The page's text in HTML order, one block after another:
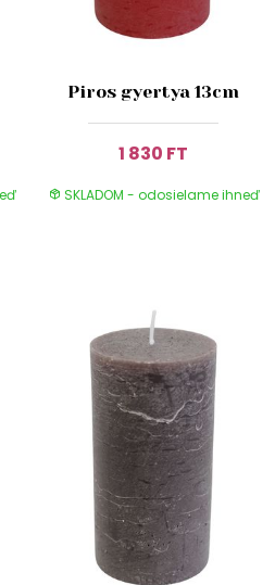
Piros gyertya 13cm
1 830 FT
SKLADOM - odosielame ihneď